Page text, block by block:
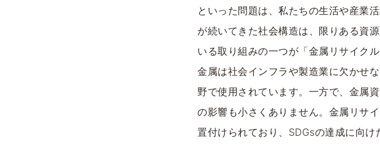
といった問題は、私たちの生活や産業
が続いてきた社会構造は、限りある資
いる取り組みの一つが「金属リサイクル
金属は社会インフラや製造業に欠かせ
野で使用されています。一方で、金属
の影響も小さくありません。金属リサ
置付けられており、SDGsの達成に向け